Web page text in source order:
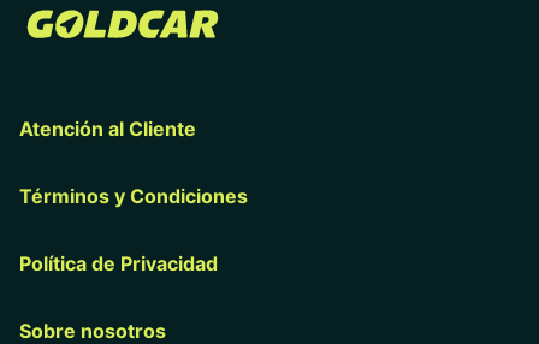
Atención al Cliente
Términos y Condiciones
Política de Privacidad
Sobre nosotros